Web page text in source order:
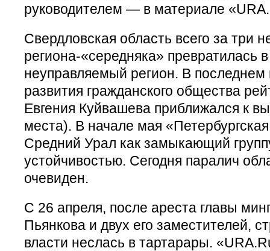
руководителем — в материале
Свердловская область всего за три
региона-«середняка» превратилась
неуправляемый регион. В
развития гражданского общества
Евгения Куйвашева приближался к
места). В начале мая
Средний Урал как замыкающий
устойчивостью. Сегодня паралич
очевиден.
С 26 апреля, после ареста главы
Пьянкова и двух его заместителей,
власти неслась в тартарары.